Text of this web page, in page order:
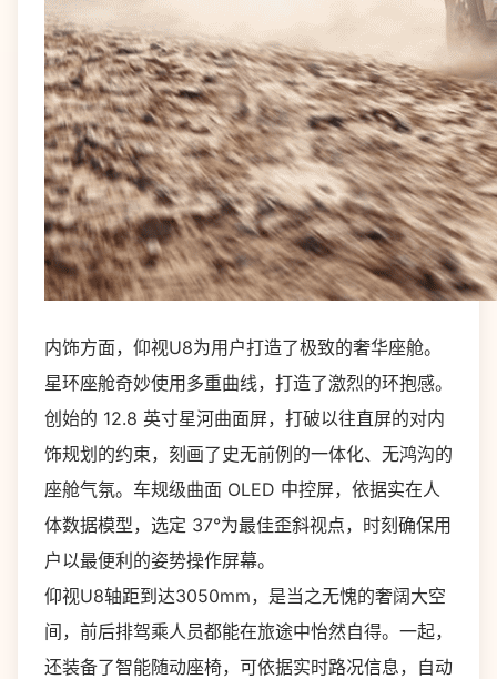
内饰方面，仰视U8为用户打造了极致的奢华座舱。
星环座舱奇妙使用多重曲线，打造了激烈的环抱感。
创始的 12.8 英寸星河曲面屏，打破以往直屏的对内
饰规划的约束，刻画了史无前例的一体化、无鸿沟的
座舱气氛。车规级曲面 OLED 中控屏，依据实在人
体数据模型，选定 37°为最佳歪斜视点，时刻确保用
户以最便利的姿势操作屏幕。
仰视U8轴距到达3050mm，是当之无愧的奢阔大空
间，前后排驾乘人员都能在旅途中怡然自得。一起，
还装备了智能随动座椅，可依据实时路况信息，自动